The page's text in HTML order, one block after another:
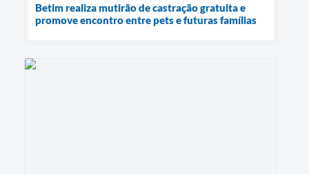
Betim realiza mutirão de castração gratuita e
promove encontro entre pets e futuras famílias